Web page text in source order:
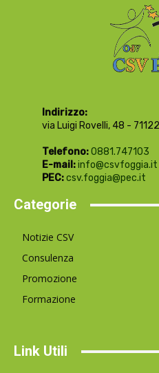
Indirizzo:
via Luigi Rovelli, 48 -
Telefono:0881.747103
E-mail:info@csvfoggia.it
PEC:csv.foggia@pec.it
Categorie
Notizie CSV
Consulenza
Promozione
Formazione
Link Utili